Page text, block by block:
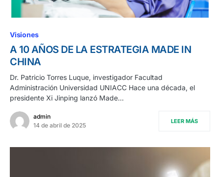
Visiones
A 10 AÑOS DE LA ESTRATEGIA MADE IN
CHINA
Dr. Patricio Torres Luque, investigador Facultad
Administración Universidad UNIACC Hace una década, el
presidente Xi Jinping lanzó Made…
admin
14 de abril de 2025
LEER MÁS